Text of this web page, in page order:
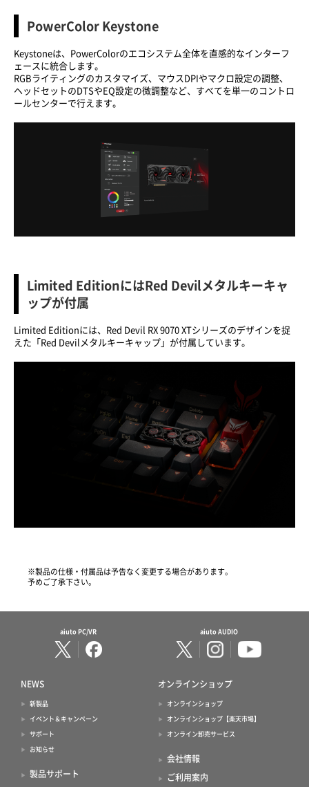
PowerColor Keystone
Keystoneは、PowerColorのエコシステム全体を直感的なインターフ
ェースに統合します。
RGBライティングのカスタマイズ、マウスDPIやマクロ設定の調整、
ヘッドセットのDTSやEQ設定の微調整など、すべてを単一のコントロ
ールセンターで行えます。
Limited EditionにはRed Devilメタルキーキャ
ップが付属
Limited Editionには、Red Devil RX 9070 XTシリーズのデザインを捉
えた「Red Devilメタルキーキャップ」が付属しています。
※製品の仕様・付属品は予告なく変更する場合があります。
予めご了承下さい。
aiuto PC/VR aiuto AUDIO
NEWS
新製品
イベント＆キャンペーン
サポート
お知らせ
製品サポート
オンラインショップ
オンラインショップ
オンラインショップ【楽天市場】
オンライン卸売サービス
会社情報
ご利用案内